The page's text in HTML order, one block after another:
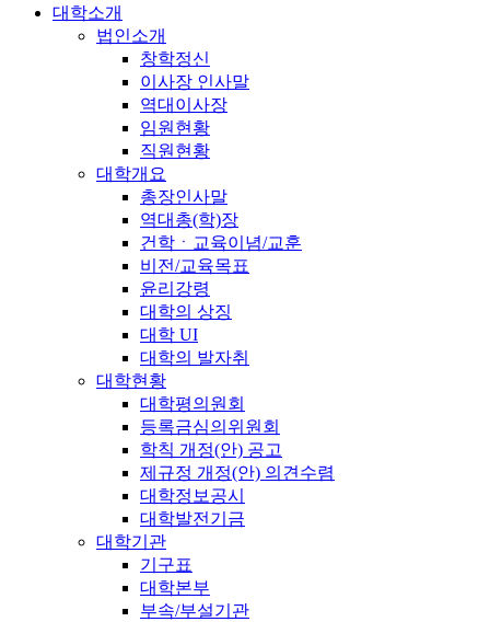
대학소개
법인소개
창학정신
이사장 인사말
역대이사장
임원현황
직원현황
대학개요
총장인사말
역대총(학)장
건학ㆍ교육이념/교훈
비전/교육목표
윤리강령
대학의 상징
대학 UI
대학의 발자취
대학현황
대학평의원회
등록금심의위원회
학칙 개정(안) 공고
제규정 개정(안) 의견수렴
대학정보공시
대학발전기금
대학기관
기구표
대학본부
부속/부설기관